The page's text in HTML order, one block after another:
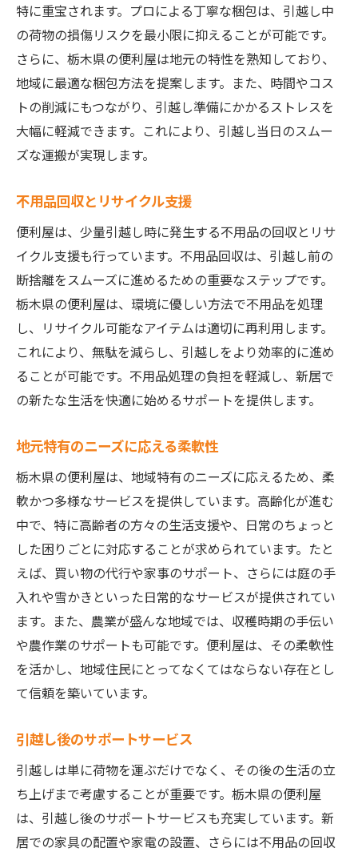
特に重宝されます。プロによる丁寧な梱包は、引越し中
の荷物の損傷リスクを最小限に抑えることが可能です。
さらに、栃木県の便利屋は地元の特性を熟知しており、
地域に最適な梱包方法を提案します。また、時間やコス
トの削減にもつながり、引越し準備にかかるストレスを
大幅に軽減できます。これにより、引越し当日のスムー
ズな運搬が実現します。
不用品回収とリサイクル支援
便利屋は、少量引越し時に発生する不用品の回収とリサ
イクル支援も行っています。不用品回収は、引越し前の
断捨離をスムーズに進めるための重要なステップです。
栃木県の便利屋は、環境に優しい方法で不用品を処理
し、リサイクル可能なアイテムは適切に再利用します。
これにより、無駄を減らし、引越しをより効率的に進め
ることが可能です。不用品処理の負担を軽減し、新居で
の新たな生活を快適に始めるサポートを提供します。
地元特有のニーズに応える柔軟性
栃木県の便利屋は、地域特有のニーズに応えるため、柔
軟かつ多様なサービスを提供しています。高齢化が進む
中で、特に高齢者の方々の生活支援や、日常のちょっと
した困りごとに対応することが求められています。たと
えば、買い物の代行や家事のサポート、さらには庭の手
入れや雪かきといった日常的なサービスが提供されてい
ます。また、農業が盛んな地域では、収穫時期の手伝い
や農作業のサポートも可能です。便利屋は、その柔軟性
を活かし、地域住民にとってなくてはならない存在とし
て信頼を築いています。
引越し後のサポートサービス
引越しは単に荷物を運ぶだけでなく、その後の生活の立
ち上げまで考慮することが重要です。栃木県の便利屋
は、引越し後のサポートサービスも充実しています。新
居での家具の配置や家電の設置、さらには不用品の回収